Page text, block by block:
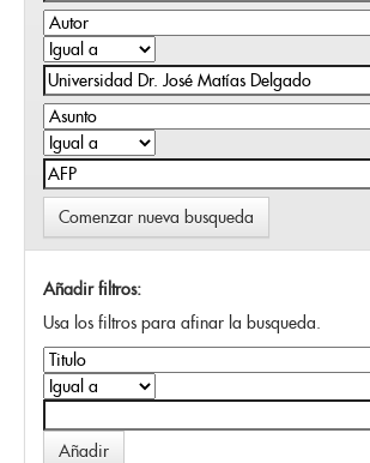
Comenzar nueva busqueda
Añadir filtros:
Usa los filtros para afinar la busqueda.